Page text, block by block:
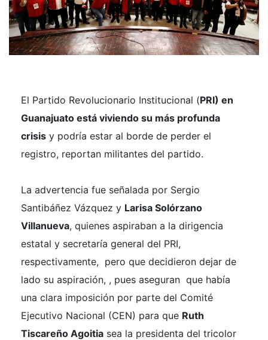
El Partido Revolucionario Institucional (PRI) en
Guanajuato está viviendo su más profunda
crisis y podría estar al borde de perder el
registro, reportan militantes del partido.
La advertencia fue señalada por Sergio
Santibáñez Vázquez y Larisa Solórzano
Villanueva, quienes aspiraban a la dirigencia
estatal y secretaría general del PRI,
respectivamente, pero que decidieron dejar de
lado su aspiración, , pues aseguran que había
una clara imposición por parte del Comité
Ejecutivo Nacional (CEN) para que Ruth
Tiscareño Agoitia sea la presidenta del tricolor